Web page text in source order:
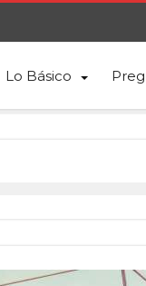
Lo Básico